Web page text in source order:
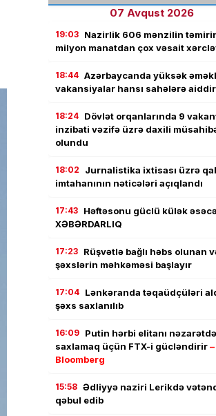
07 Avqust 2026
19:03 Nazirlik 606 mənzilin
milyon manatdan çox vəsait
18:44 Azərbaycanda yüksək
vakansiyalar hansı sahələrə
18:24 Dövlət orqanlarında 9
inzibati vəzifə üzrə daxili
olundu
18:02
Jurnalistika ixtisası üzrə
imtahanının nəticələri açıqlandı
17:43 Həftəsonu güclü külək
XƏBƏRDARLIQ
17:23 Rüşvətlə bağlı həbs olunan
şəxslərin məhkəməsi başlayır
17:04 Lənkəranda təqaüdçüləri
şəxs saxlanılıb
16:09 Putin hərbi elitanı nəzarətdə
saxlamaq üçün FTX-i gücləndirir–
Bloomberg
15:58 Ədliyyə naziri Lerikdə
qəbul edib